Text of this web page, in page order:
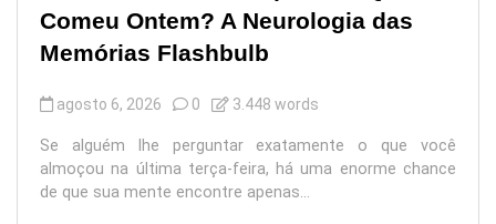
Comeu Ontem? A Neurologia das
Memórias Flashbulb
agosto 6, 2026 0 3.448 words
Se alguém lhe perguntar exatamente o que você
almoçou na última terça-feira, há uma enorme chance
de que sua mente encontre apenas...